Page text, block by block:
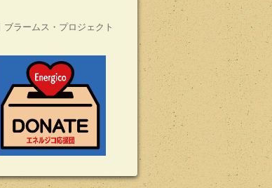
∥ ブラームス・プロジェクト